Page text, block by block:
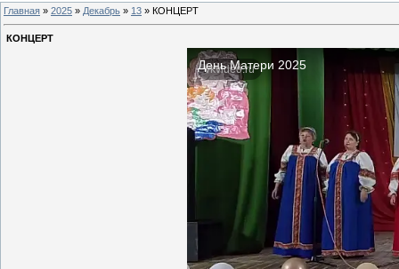
Главная » 2025 » Декабрь » 13 » КОНЦЕРТ
КОНЦЕРТ